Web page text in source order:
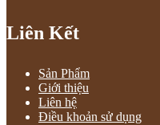
Liên Kết
Sản Phẩm
Giới thiệu
Liên hệ
Điều khoản sử dụng